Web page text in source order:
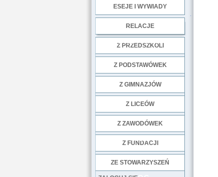
ESEJE I WYWIADY
RELACJE
Z PRZEDSZKOLI
Z PODSTAWÓWEK
Z GIMNAZJÓW
Z LICEÓW
Z ZAWODÓWEK
Z FUNDACJI
ZE STOWARZYSZEŃ